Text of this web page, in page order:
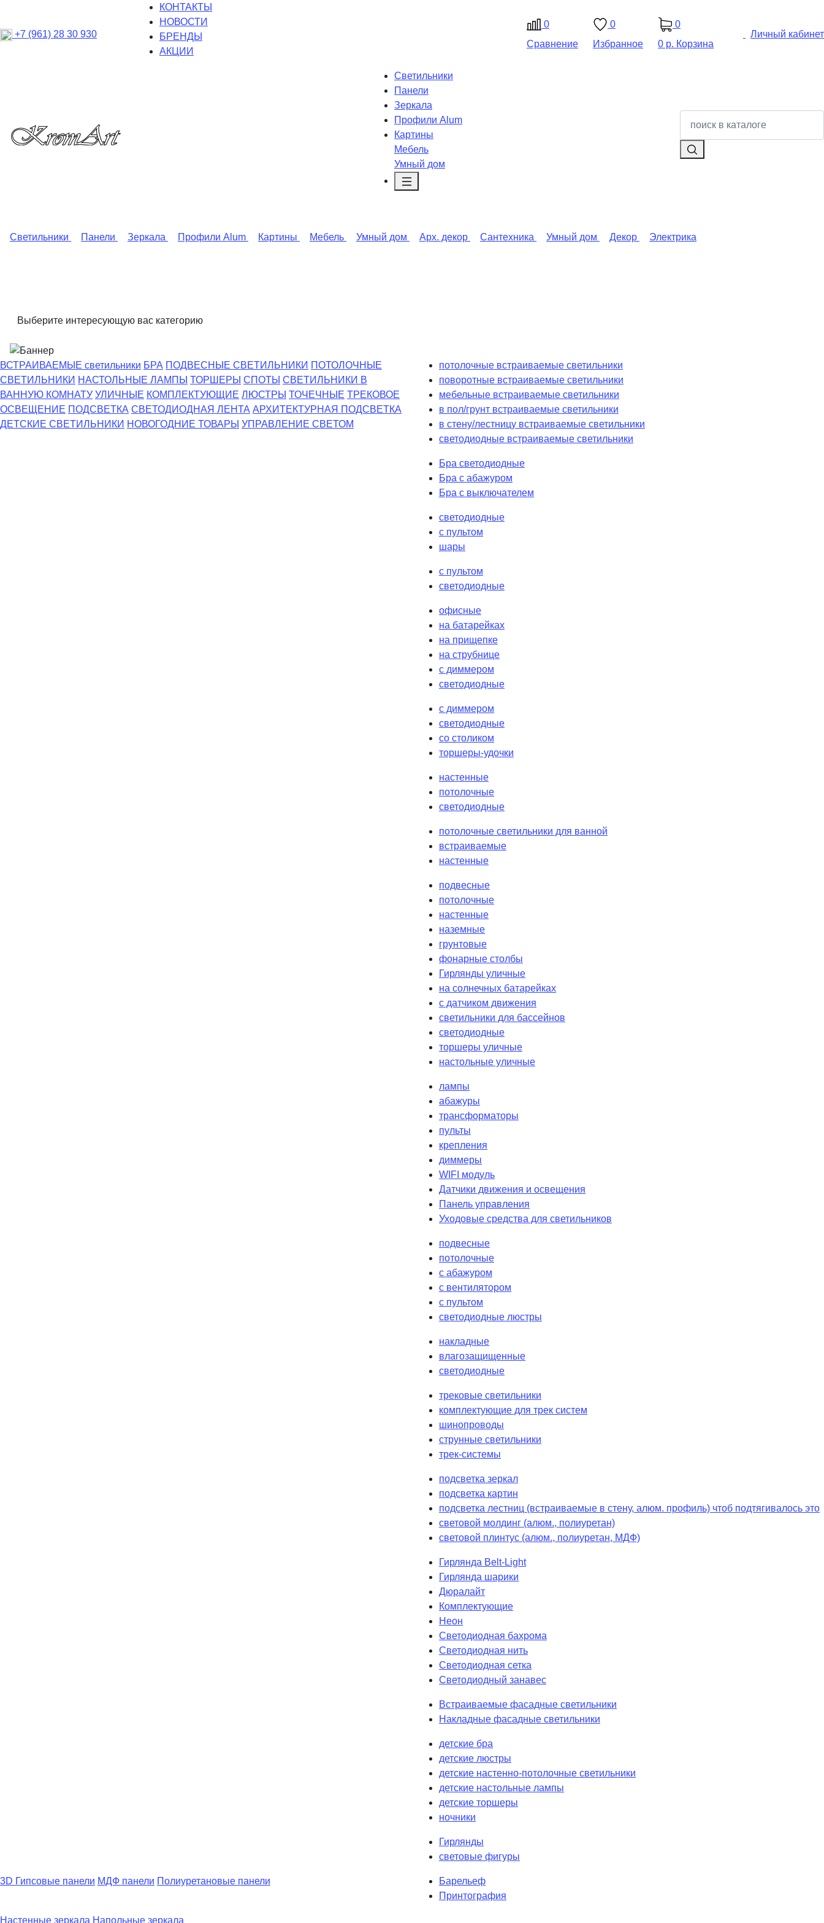
+7 (961) 28 30 930
КОНТАКТЫ
НОВОСТИ
БРЕНДЫ
АКЦИИ
0
Сравнение
0
Избранное
0
0 р. Корзина
Личный кабинет
Светильники
Панели
Зеркала
Профили Alum
Картины
Мебель
Умный дом
Светильники Панели Зеркала Профили Alum Картины Мебель Умный дом Арх. декор Сантехника Умный дом Декор Электрика
Выберите интересующую вас категорию
ВСТРАИВАЕМЫЕ светильники БРА ПОДВЕСНЫЕ СВЕТИЛЬНИКИ ПОТОЛОЧНЫЕ
СВЕТИЛЬНИКИ НАСТОЛЬНЫЕ ЛАМПЫ ТОРШЕРЫ СПОТЫ СВЕТИЛЬНИКИ В
ВАННУЮ КОМНАТУ УЛИЧНЫЕ КОМПЛЕКТУЮЩИЕ ЛЮСТРЫ ТОЧЕЧНЫЕ ТРЕКОВОЕ
ОСВЕЩЕНИЕ ПОДСВЕТКА СВЕТОДИОДНАЯ ЛЕНТА АРХИТЕКТУРНАЯ ПОДСВЕТКА
ДЕТСКИЕ СВЕТИЛЬНИКИ НОВОГОДНИЕ ТОВАРЫ УПРАВЛЕНИЕ СВЕТОМ
потолочные встраиваемые светильники
поворотные встраиваемые светильники
мебельные встраиваемые светильники
в пол/грунт встраиваемые светильники
в стену/лестницу встраиваемые светильники
светодиодные встраиваемые светильники
Бра светодиодные
Бра с абажуром
Бра с выключателем
светодиодные
с пультом
шары
с пультом
светодиодные
офисные
на батарейках
на прищепке
на струбнице
с диммером
светодиодные
с диммером
светодиодные
со столиком
торшеры-удочки
настенные
потолочные
светодиодные
потолочные светильники для ванной
встраиваемые
настенные
подвесные
потолочные
настенные
наземные
грунтовые
фонарные столбы
Гирлянды уличные
на солнечных батарейках
с датчиком движения
светильники для бассейнов
светодиодные
торшеры уличные
настольные уличные
лампы
абажуры
трансформаторы
пульты
крепления
диммеры
WIFI модуль
Датчики движения и освещения
Панель управления
Уходовые средства для светильников
подвесные
потолочные
с абажуром
с вентилятором
с пультом
светодиодные люстры
накладные
влагозащищенные
светодиодные
трековые светильники
комплектующие для трек систем
шинопроводы
струнные светильники
трек-системы
подсветка зеркал
подсветка картин
подсветка лестниц (встраиваемые в стену, алюм. профиль) чтоб подтягивалось это
световой молдинг (алюм., полиуретан)
световой плинтус (алюм., полиуретан, МДФ)
Гирлянда Belt-Light
Гирлянда шарики
Дюралайт
Комплектующие
Неон
Светодиодная бахрома
Светодиодная нить
Светодиодная сетка
Светодиодный занавес
Встраиваемые фасадные светильники
Накладные фасадные светильники
детские бра
детские люстры
детские настенно-потолочные светильники
детские настольные лампы
детские торшеры
ночники
Гирлянды
световые фигуры
3D Гипсовые панели МДФ панели Полиуретановые панели
Барельеф
Принтография
Настенные зеркала Напольные зеркала